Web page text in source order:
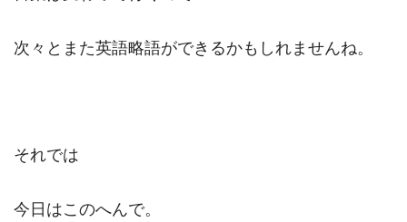
次々とまた英語略語ができるかもしれませんね。
それでは
今日はこのへんで。